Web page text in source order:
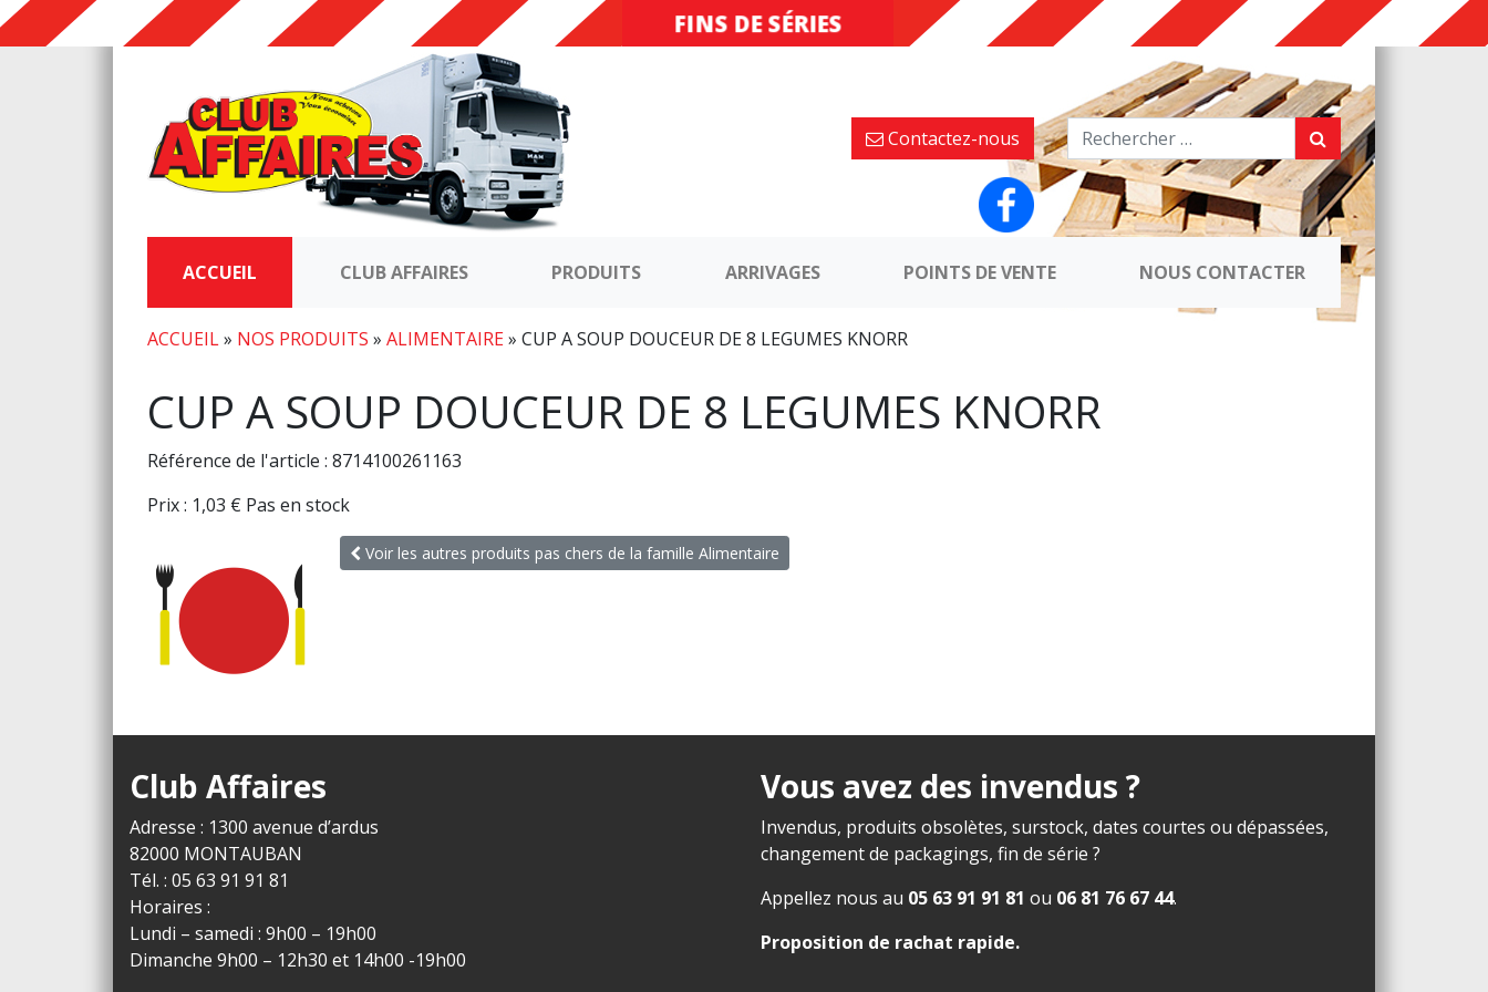
DESTOCKAGE
FINS DE SÉRIES
Contactez-nous
ACCUEIL CLUB AFFAIRES PRODUITS ARRIVAGES POINTS DE VENTE NOUS CONTACTER
ACCUEIL» NOS PRODUITS » ALIMENTAIRE» CUP A SOUP DOUCEUR DE 8 LEGUMES KNORR
CUP A SOUP DOUCEUR DE 8 LEGUMES KNORR
Référence de l'article : 8714100261163
Prix : 1,03 € Pas en stock
Voir les autres produits pas chers de la famille Alimentaire
Club Affaires
Adresse : 1300 avenue d’ardus
82000 MONTAUBAN
Tél. : 05 63 91 91 81
Horaires :
Lundi – samedi : 9h00 – 19h00
Dimanche 9h00 – 12h30 et 14h00 -19h00
Vous avez des invendus ?
Invendus, produits obsolètes, surstock, dates courtes ou dépassées,
changement de packagings, fin de série ?
Appellez nous au 05 63 91 91 81 ou 06 81 76 67 44.
Proposition de rachat rapide.